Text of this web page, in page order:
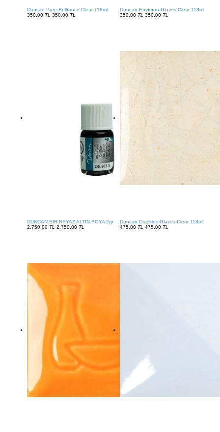
Duncan Pure Brıllıance Clear 118ml
350,00 TL 350,00 TL
Duncan Envısıon Glazes Clear 118ml
350,00 TL 350,00 TL
DUNCAN SIR BEYAZ ALTIN BOYA 2gr
2.750,00 TL 2.750,00 TL
Duncan Crackles Glazes Clear 118ml
475,00 TL 475,00 TL